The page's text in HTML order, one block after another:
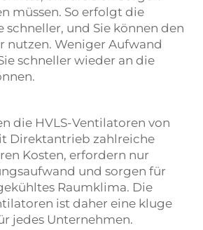
müssen. So erfolgt die
und Sie können den
nutzen. Weniger Aufwand
schneller wieder an die
die HVLS-Ventilatoren von
Direktantrieb zahlreiche
Kosten, erfordern nur
und sorgen für
Raumklima. Die
ist daher eine kluge
jedes Unternehmen.